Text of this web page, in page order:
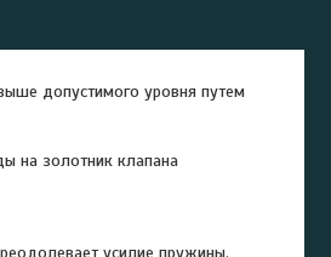
допустимого уровня путем
на золотник клапана
усилие пружины,